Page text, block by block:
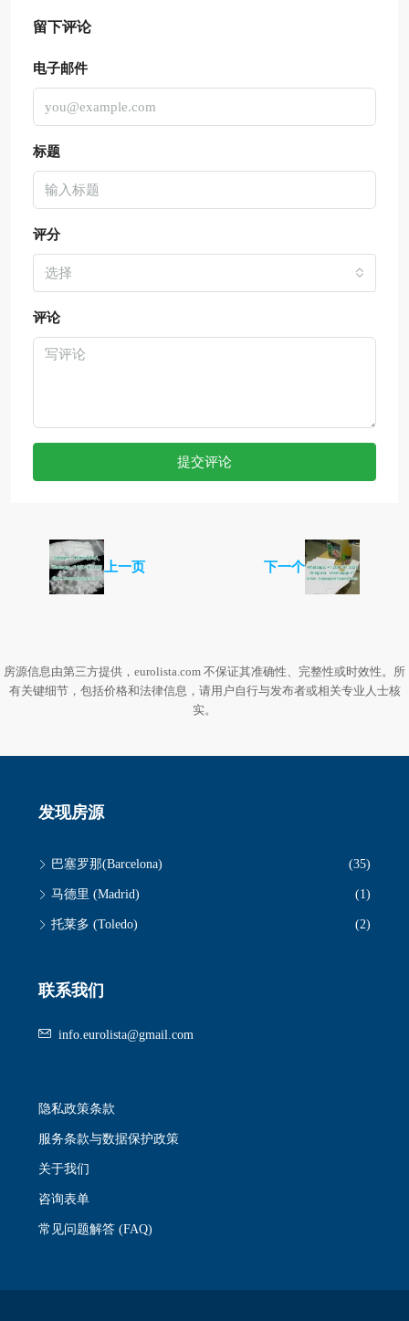
留下评论
电子邮件
标题
评分
选择
评论
提交评论
上一页 下一个
房源信息由第三方提供，eurolista.com 不保证其准确性、完整性或时效性。所
有关键细节，包括价格和法律信息，请用户自行与发布者或相关专业人士核
实。
发现房源
巴塞罗那(Barcelona) (35)
马德里 (Madrid) (1)
托莱多 (Toledo) (2)
联系我们
info.eurolista@gmail.com
隐私政策条款
服务条款与数据保护政策
关于我们
咨询表单
常见问题解答 (FAQ)